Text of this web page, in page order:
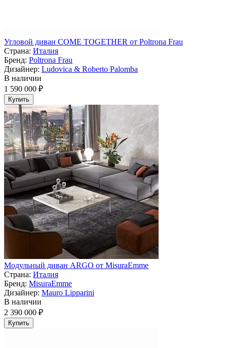
Угловой диван COME TOGETHER от Poltrona Frau
Страна: Италия
Бренд: Poltrona Frau
Дизайнер: Ludovica & Roberto Palomba
В наличии
1 590 000 ₽
Купить
Модульный диван ARGO от MisuraEmme
Страна: Италия
Бренд: MisuraEmme
Дизайнер: Mauro Lipparini
В наличии
2 390 000 ₽
Купить